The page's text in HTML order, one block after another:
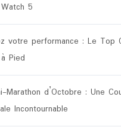
5
votre performance : Le Top
Pied
Marathon d’Octobre : Une
Incontournable